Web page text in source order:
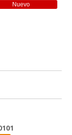
Nuevo